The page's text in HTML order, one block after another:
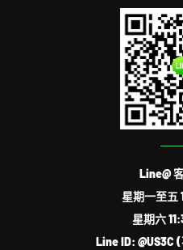
Line@
星期一至五
星期六
Line ID: @US3C